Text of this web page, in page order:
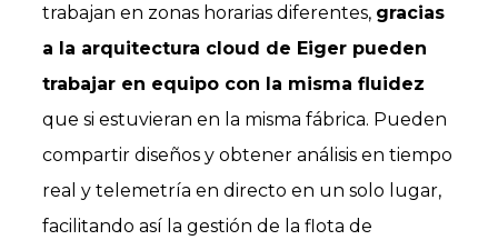
trabajan en zonas horarias diferentes, gracias
a la arquitectura cloud de Eiger pueden
trabajar en equipo con la misma fluidez
que si estuvieran en la misma fábrica. Pueden
compartir diseños y obtener análisis en tiempo
real y telemetría en directo en un solo lugar,
facilitando así la gestión de la flota de